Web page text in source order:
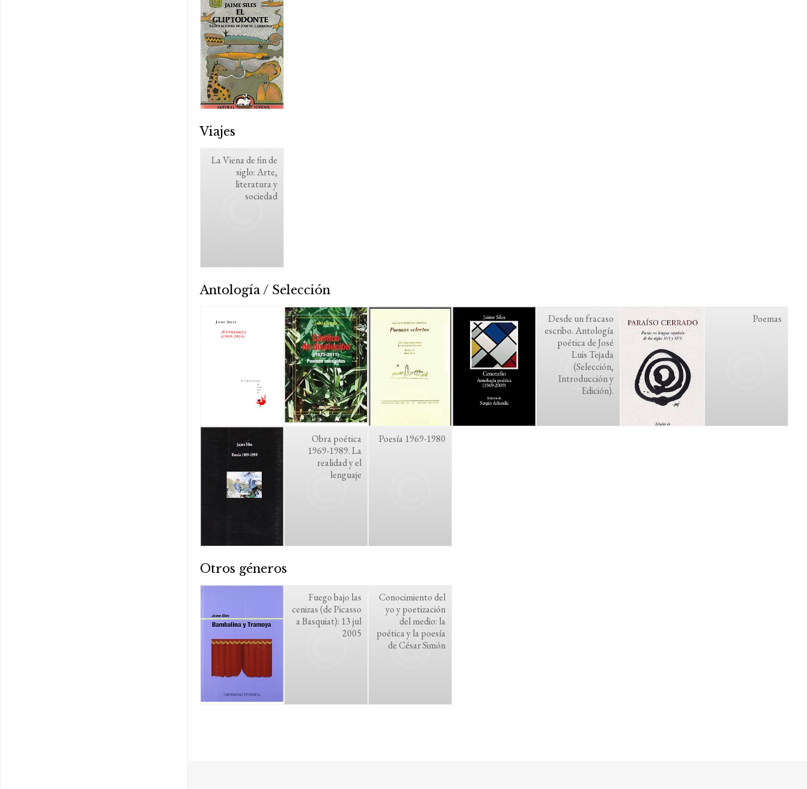
Viajes
La Viena de fin de
siglo: Arte,
literatura y
sociedad
Antología / Selección
Desde un fracaso
escribo. Antología
poética de José
Luis Tejada
(Selección,
Introducción y
Edición).
Poemas
Obra poética
1969-1989. La
realidad y el
lenguaje
Poesía 1969-1980
Otros géneros
Fuego bajo las
cenizas (de Picasso
a Basquiat): 13 jul
2005
Conocimiento del
yo y poetización
del medio: la
poética y la poesía
de César Simón